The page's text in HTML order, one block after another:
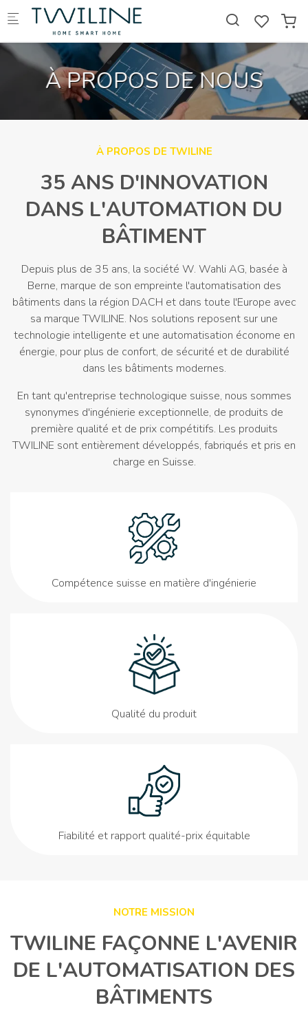
Skip to main content
À PROPOS DE NOUS
À PROPOS DE TWILINE
35 ANS D'INNOVATION
DANS L'AUTOMATION DU
BÂTIMENT
Depuis plus de 35 ans, la société W. Wahli AG, basée à
Berne, marque de son empreinte l'automatisation des
bâtiments dans la région DACH et dans toute l'Europe avec
sa marque TWILINE. Nos solutions reposent sur une
technologie intelligente et une automatisation économe en
énergie, pour plus de confort, de sécurité et de durabilité
dans les bâtiments modernes.
En tant qu'entreprise technologique suisse, nous sommes
synonymes d'ingénierie exceptionnelle, de produits de
première qualité et de prix compétitifs. Les produits
TWILINE sont entièrement développés, fabriqués et pris en
charge en Suisse.
Compétence suisse en matière d'ingénierie
Qualité du produit
Fiabilité et rapport qualité-prix équitable
NOTRE MISSION
TWILINE FAÇONNE L'AVENIR
DE L'AUTOMATISATION DES
BÂTIMENTS